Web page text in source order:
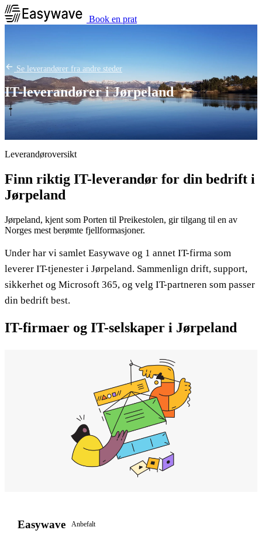
Book en prat
Se leverandører fra andre steder
IT-leverandører i Jørpeland
Leverandøroversikt
Finn riktig IT-leverandør for din bedrift i
Jørpeland
Jørpeland, kjent som Porten til Preikestolen, gir tilgang til en av
Norges mest berømte fjellformasjoner.
Under har vi samlet Easywave og 1 annet IT-firma som
leverer IT-tjenester i Jørpeland. Sammenlign drift, support,
sikkerhet og Microsoft 365, og velg IT-partneren som passer
din bedrift best.
IT-firmaer og IT-selskaper i Jørpeland
Easywave Anbefalt